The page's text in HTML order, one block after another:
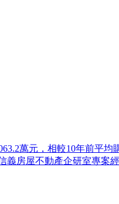
萬元，相較10年前平均
房屋不動產企研室專案